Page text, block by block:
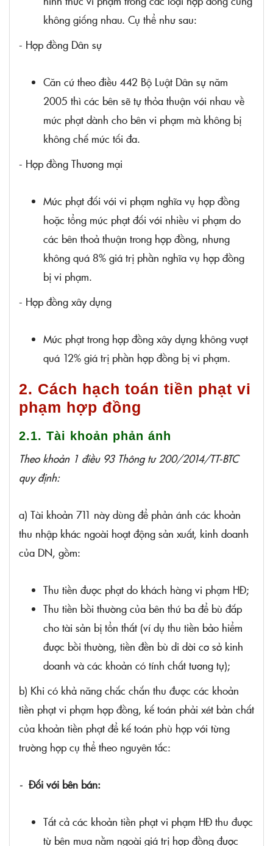
không giống nhau. Cụ thể như sau:
- Hợp đồng Dân sự
Căn cứ theo điều 442 Bộ Luật Dân sự năm
2005 thì các bên sẽ tự thỏa thuận với nhau về
mức phạt dành cho bên vi phạm mà không bị
không chế mức tối đa.
- Hợp đồng Thương mại
Mức phạt đối với vi phạm nghĩa vụ hợp đồng
hoặc tổng mức phạt đối với nhiều vi phạm do
các bên thoả thuận trong hợp đồng, nhưng
không quá 8% giá trị phần nghĩa vụ hợp đồng
bị vi phạm.
- Hợp đồng xây dựng
Mức phạt trong hợp đồng xây dựng không vượt
quá 12% giá trị phần hợp đồng bị vi phạm.
2. Cách hạch toán tiền phạt vi
phạm hợp đồng
2.1. Tài khoản phản ánh
Theo khoản 1 điều 93 Thông tư 200/2014/TT-BTC
quy định:
a) Tài khoản 711 này dùng để phản ánh các khoản
thu nhập khác ngoài hoạt động sản xuất, kinh doanh
của DN, gồm:
Thu tiền được phạt do khách hàng vi phạm HĐ;
Thu tiền bồi thường của bên thứ ba để bù đắp
cho tài sản bị tổn thất (ví dụ thu tiền bảo hiểm
được bồi thường, tiền đền bù di dời cơ sở kinh
doanh và các khoản có tính chất tương tự);
b) Khi có khả năng chắc chắn thu được các khoản
tiền phạt vi phạm hợp đồng, kế toán phải xét bản chất
của khoản tiền phạt để kế toán phù hợp với từng
trường hợp cụ thể theo nguyên tắc:
- Đối với bên bán:
Tất cả các khoản tiền phạt vi phạm HĐ thu được
từ bên mua nằm ngoài giá trị hợp đồng được